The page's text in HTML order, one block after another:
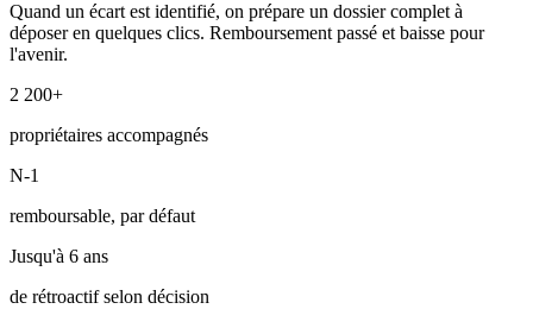
Quand un écart est identifié, on prépare un dossier complet à
déposer en quelques clics. Remboursement passé et baisse pour
l'avenir.
2 200+
propriétaires accompagnés
N-1
remboursable, par défaut
Jusqu'à 6 ans
de rétroactif selon décision